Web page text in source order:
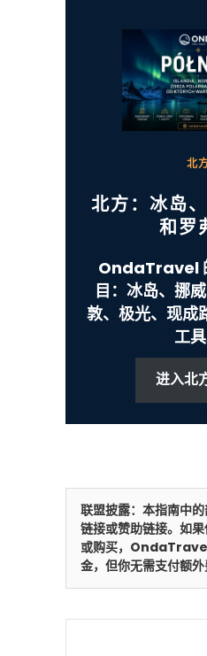
北
北方：冰岛
和罗
OndaTravel
目：冰岛、挪
敦、极光、现成
工具
进入北
联盟披露：本指南中
链接或赞助链接。如
或购买，
金，但你无需支付额外